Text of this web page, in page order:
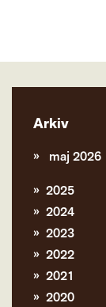
Arkiv
maj 2026
2025
2024
2023
2022
2021
2020